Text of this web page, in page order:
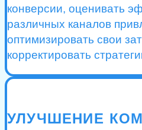
конверсии, оценивать
различных каналов
оптимизировать свои
корректировать
УЛУЧШЕНИЕ